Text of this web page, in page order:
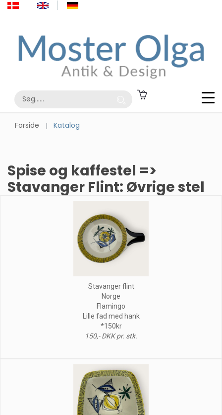
Forside Katalog
Spise og kaffestel =>
Stavanger Flint: Øvrige stel
Stavanger flint
Norge
Flamingo
Lille fad med hank
*150kr
150,- DKK pr. stk.